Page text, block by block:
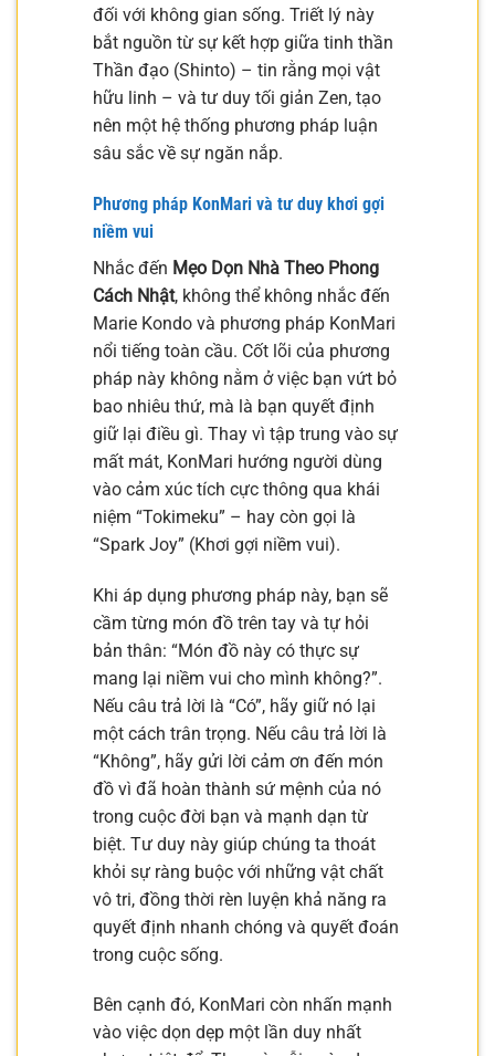
đối với không gian sống. Triết lý này
bắt nguồn từ sự kết hợp giữa tinh thần
Thần đạo (Shinto) – tin rằng mọi vật
hữu linh – và tư duy tối giản Zen, tạo
nên một hệ thống phương pháp luận
sâu sắc về sự ngăn nắp.
Phương pháp KonMari và tư duy khơi gợi
niềm vui
Nhắc đến Mẹo Dọn Nhà Theo Phong
Cách Nhật, không thể không nhắc đến
Marie Kondo và phương pháp KonMari
nổi tiếng toàn cầu. Cốt lõi của phương
pháp này không nằm ở việc bạn vứt bỏ
bao nhiêu thứ, mà là bạn quyết định
giữ lại điều gì. Thay vì tập trung vào sự
mất mát, KonMari hướng người dùng
vào cảm xúc tích cực thông qua khái
niệm “Tokimeku” – hay còn gọi là
“Spark Joy” (Khơi gợi niềm vui).
Khi áp dụng phương pháp này, bạn sẽ
cầm từng món đồ trên tay và tự hỏi
bản thân: “Món đồ này có thực sự
mang lại niềm vui cho mình không?”.
Nếu câu trả lời là “Có”, hãy giữ nó lại
một cách trân trọng. Nếu câu trả lời là
“Không”, hãy gửi lời cảm ơn đến món
đồ vì đã hoàn thành sứ mệnh của nó
trong cuộc đời bạn và mạnh dạn từ
biệt. Tư duy này giúp chúng ta thoát
khỏi sự ràng buộc với những vật chất
vô tri, đồng thời rèn luyện khả năng ra
quyết định nhanh chóng và quyết đoán
trong cuộc sống.
Bên cạnh đó, KonMari còn nhấn mạnh
vào việc dọn dẹp một lần duy nhất